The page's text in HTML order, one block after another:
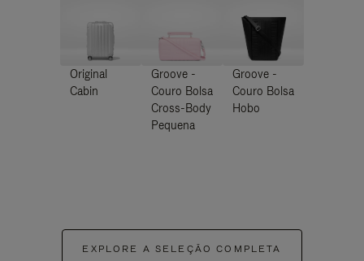
Original
Cabin
Groove -
Couro Bolsa
Cross-Body
Pequena
Groove -
Couro Bolsa
Hobo
EXPLORE A SELEÇÃO COMPLETA